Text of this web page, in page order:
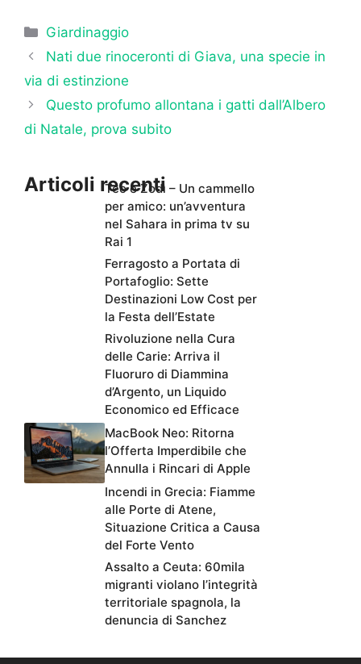
Categorie
Giardinaggio
Nati due rinoceronti di Giava, una specie in
via di estinzione
Questo profumo allontana i gatti dall’Albero
di Natale, prova subito
Articoli recentiTeo e Zodì – Un cammello
per amico: un’avventura
nel Sahara in prima tv su
Rai 1
Ferragosto a Portata di
Portafoglio: Sette
Destinazioni Low Cost per
la Festa dell’Estate
Rivoluzione nella Cura
delle Carie: Arriva il
Fluoruro di Diammina
d’Argento, un Liquido
Economico ed Efficace
MacBook Neo: Ritorna
l’Offerta Imperdibile che
Annulla i Rincari di Apple
Incendi in Grecia: Fiamme
alle Porte di Atene,
Situazione Critica a Causa
del Forte Vento
Assalto a Ceuta: 60mila
migranti violano l’integrità
territoriale spagnola, la
denuncia di Sanchez